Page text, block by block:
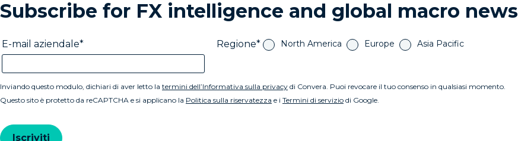
Subscribe for FX intelligence and global macro news
E-mail aziendale Regione North America Europe Asia Pacific
Inviando questo modulo, dichiari di aver letto la termini dell’Informativa sulla privacy di Convera. Puoi revocare il tuo consenso in qualsiasi momento.
Questo sito è protetto da reCAPTCHA e si applicano la Politica sulla riservatezza e i Termini di servizio di Google.